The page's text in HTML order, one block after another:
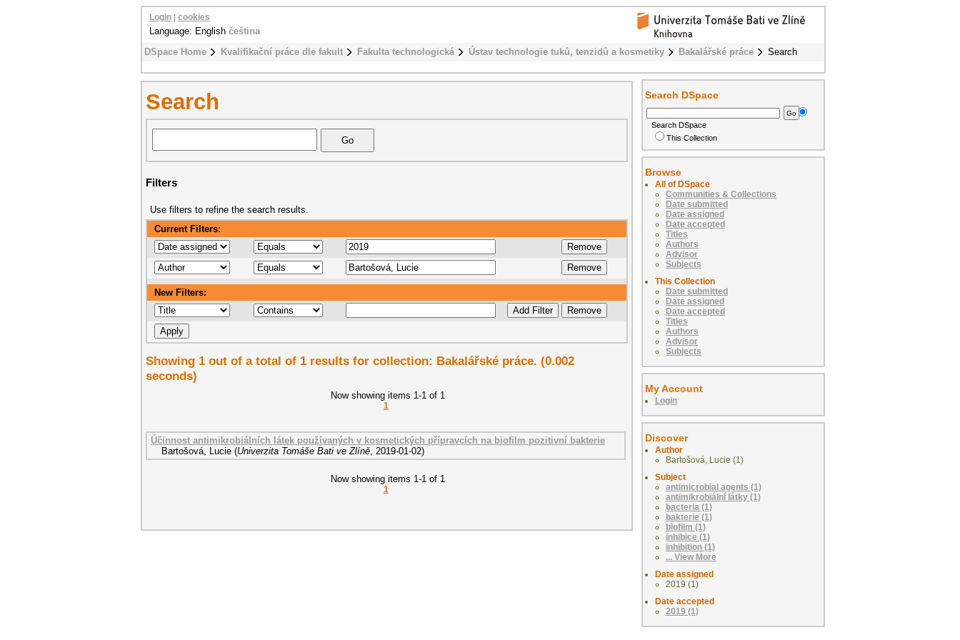
DSpace Home Kvalifikační práce dle fakult Fakulta technologická Ústav technologie tuků, tenzidů a kosmetiky Bakalářské práce Search
Login cookies
Language: English čeština
Search
Filters
Use filters to refine the search results.
Current Filters:
New Filters:
Showing 1 out of a total of 1 results for collection: Bakalářské práce. (0.002
seconds)
Now showing items 1-1 of 1
1
Účinnost antimikrobiálních látek používaných v kosmetických přípravcích na biofilm pozitivní bakterie
Bartošová, Lucie (Univerzita Tomáše Bati ve Zlíně, 2019-01-02)
Now showing items 1-1 of 1
1
Search DSpace
Search DSpace
This Collection
Browse
All of DSpace
Communities & Collections
Date submitted
Date assigned
Date accepted
Titles
Authors
Advisor
Subjects
This Collection
Date submitted
Date assigned
Date accepted
Titles
Authors
Advisor
Subjects
My Account
Login
Discover
Author
Bartošová, Lucie (1)
Subject
antimicrobial agents (1)
antimikrobiální látky (1)
bacteria (1)
bakterie (1)
biofilm (1)
inhibice (1)
inhibition (1)
... View More
Date assigned
2019 (1)
Date accepted
2019 (1)